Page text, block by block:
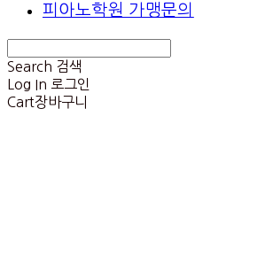
피아노학원 가맹문의
Search 검색
Log In 로그인
Cart장바구니